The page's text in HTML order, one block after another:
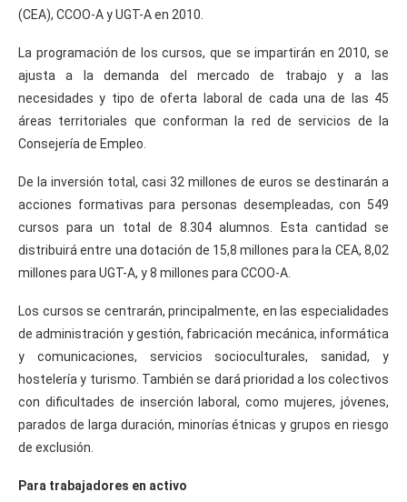
(CEA), CCOO-A y UGT-A en 2010.
La programación de los cursos, que se impartirán en 2010, se
ajusta a la demanda del mercado de trabajo y a las
necesidades y tipo de oferta laboral de cada una de las 45
áreas territoriales que conforman la red de servicios de la
Consejería de Empleo.
De la inversión total, casi 32 millones de euros se destinarán a
acciones formativas para personas desempleadas, con 549
cursos para un total de 8.304 alumnos. Esta cantidad se
distribuirá entre una dotación de 15,8 millones para la CEA, 8,02
millones para UGT-A, y 8 millones para CCOO-A.
Los cursos se centrarán, principalmente, en las especialidades
de administración y gestión, fabricación mecánica, informática
y comunicaciones, servicios socioculturales, sanidad, y
hostelería y turismo. También se dará prioridad a los colectivos
con dificultades de inserción laboral, como mujeres, jóvenes,
parados de larga duración, minorías étnicas y grupos en riesgo
de exclusión.
Para trabajadores en activo